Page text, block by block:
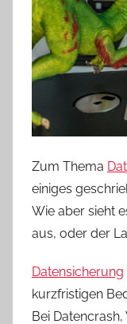
Zum Thema
einiges
Wie aber sieht
aus, oder der
Datensicherung
kurzfristigen
Bei